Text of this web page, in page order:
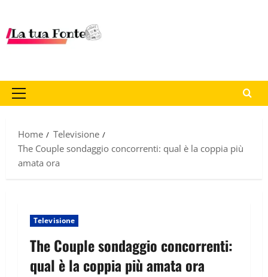
Home
Televisione
The Couple sondaggio concorrenti: qual è la coppia più
amata ora
Televisione
The Couple sondaggio concorrenti:
qual è la coppia più amata ora